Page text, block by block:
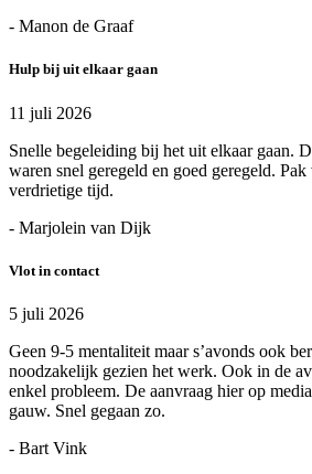
- Manon de Graaf
Hulp bij uit elkaar gaan
11 juli 2026
Snelle begeleiding bij het uit elkaar gaan.
waren snel geregeld en goed geregeld.
verdrietige tijd.
- Marjolein van Dijk
Vlot in contact
5 juli 2026
Geen 9-5 mentaliteit maar s’avonds ook
noodzakelijk gezien het werk. Ook in de
enkel probleem. De aanvraag hier op
gauw. Snel gegaan zo.
- Bart Vink